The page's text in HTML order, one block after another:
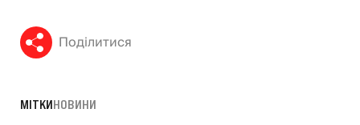
Поділитися
МІТКИНОВИНИ